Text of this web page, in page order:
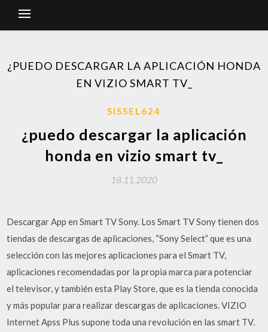
¿PUEDO DESCARGAR LA APLICACIÓN HONDA
EN VIZIO SMART TV_
SISSEL624
¿puedo descargar la aplicación
honda en vizio smart tv_
18.11.2020
Descargar App en Smart TV Sony. Los Smart TV Sony tienen dos
tiendas de descargas de aplicaciones, “Sony Select” que es una
selección con las mejores aplicaciones para el Smart TV,
aplicaciones recomendadas por la propia marca para potenciar
el televisor, y también esta Play Store, que es la tienda conocida
y más popular para realizar descargas de aplicaciones. VIZIO
Internet Apss Plus supone toda una revolución en las smart TV.